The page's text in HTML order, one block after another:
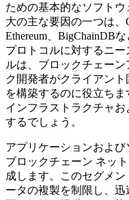
ための基本的なソフト
大の主な要因の一つは、
Ethereum、BigChainDB
プロトコルに対するニ
ルは、ブロックチェー
ク開発者がクライアン
を構築するのに役立ち
インフラストラクチャ
するでしょう。
アプリケーションおよ
ブロックチェーン ネッ
成します。このセグメ
ータの複製を制限し、